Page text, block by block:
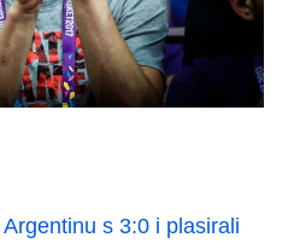
s 3:0 i plasirali